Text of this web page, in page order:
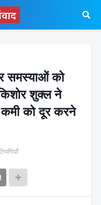
समस्याओं को
शुक्ल ने
को दूर करने